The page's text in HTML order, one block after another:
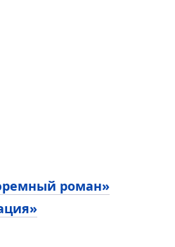
роман»